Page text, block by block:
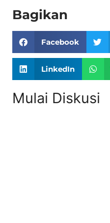
Bagikan
Facebook
LinkedIn
Mulai Diskusi